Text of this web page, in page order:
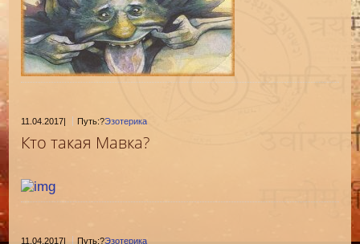
11.04.2017 Путь:?Эзотерика
Кто такая Мавка?
11.04.2017 Путь:?Эзотерика